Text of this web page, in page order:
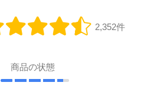
2,352件
商品の状態